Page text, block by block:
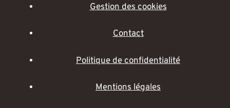
Gestion des cookies
Contact
Politique de confidentialité
Mentions légales